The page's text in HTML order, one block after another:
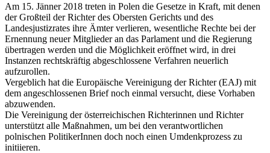
Am 15. Jänner 2018 treten in Polen die Gesetze in Kraft, mit denen
der Großteil der Richter des Obersten Gerichts und des
Landesjustizrates ihre Ämter verlieren, wesentliche Rechte bei der
Ernennung neuer Mitglieder an das Parlament und die Regierung
übertragen werden und die Möglichkeit eröffnet wird, in drei
Instanzen rechtskräftig abgeschlossene Verfahren neuerlich
aufzurollen.
Vergeblich hat die Europäische Vereinigung der Richter (EAJ) mit
dem angeschlossenen Brief noch einmal versucht, diese Vorhaben
abzuwenden.
Die Vereinigung der österreichischen Richterinnen und Richter
unterstützt alle Maßnahmen, um bei den verantwortlichen
polnischen PolitikerInnen doch noch einen Umdenkprozess zu
initiieren.